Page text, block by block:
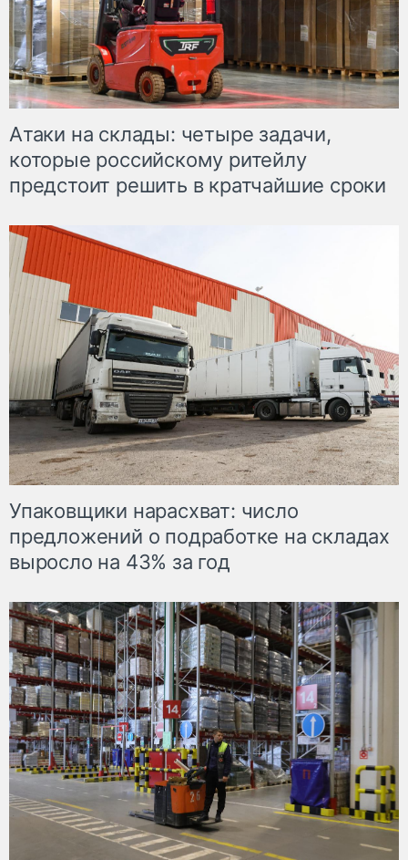
Атаки на склады: четыре задачи,
которые российскому ритейлу
предстоит решить в кратчайшие сроки
Упаковщики нарасхват: число
предложений о подработке на складах
выросло на 43% за год